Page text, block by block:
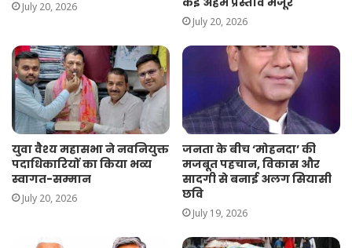
July 20, 2026
July 20, 2026
युवा वैश्य महासभा ने नवनियुक्त
पदाधिकारियों का किया भव्य
स्वागत-सम्मान
July 20, 2026
जनता के बीच ‘मोहनदा’ की
मजबूत पहचान, विकास और
सादगी से बनाई अलग सियासी
छवि
July 19, 2026